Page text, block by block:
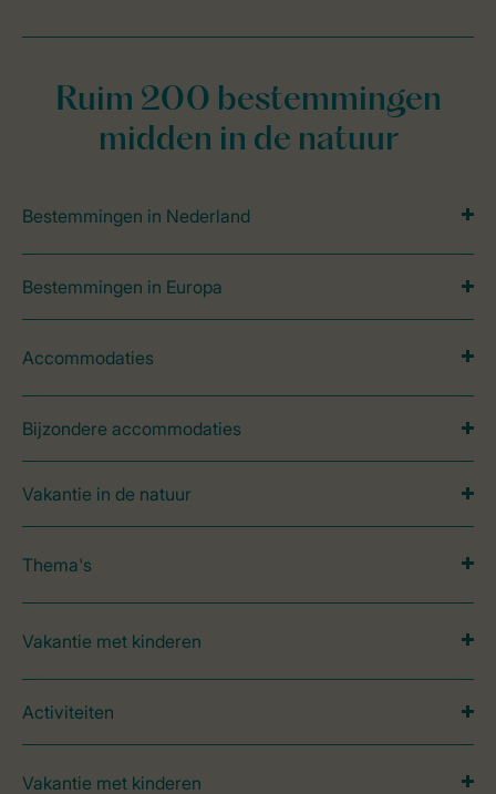
Ruim 200 bestemmingen
midden in de natuur
Bestemmingen in Nederland
Bestemmingen in Europa
Accommodaties
Bijzondere accommodaties
Vakantie in de natuur
Thema's
Vakantie met kinderen
Activiteiten
Vakantie met kinderen